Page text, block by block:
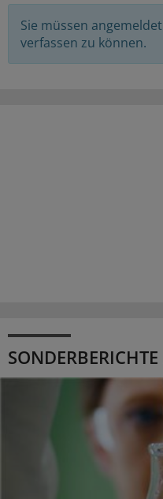
Sie müssen
verfassen zu können.